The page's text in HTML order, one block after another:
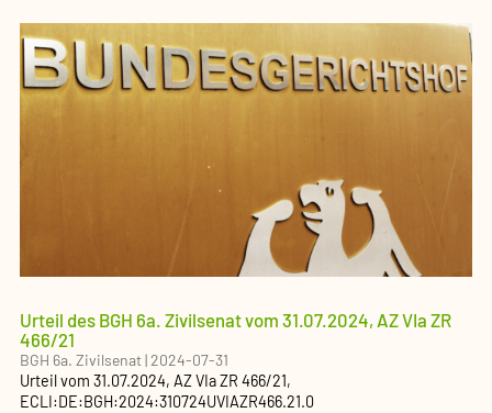
Urteil des BGH 6a. Zivilsenat vom 31.07.2024, AZ VIa ZR
466/21
BGH 6a. Zivilsenat|2024-07-31
Urteilvom 31.07.2024, AZVIa ZR 466/21,
ECLI:DE:BGH:2024:310724UVIAZR466.21.0